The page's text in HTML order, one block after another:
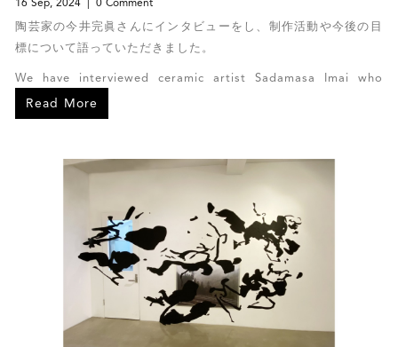
16 Sep, 2024 0 Comment
陶芸家の今井完眞さんにインタビューをし、制作活動や今後の目
標について語っていただきました。
We have interviewed ceramic artist Sadamasa Imai who
spoke with us about future goals and creating his
artworks.
Read More